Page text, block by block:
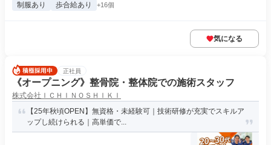
制服あり 歩合給あり +16個
気になる
正社員
《オープニング》整骨院・整体院での施術スタッフ
株式会社ＩＣＨＩＮＯＳＨＩＫＩ
【25年秋頃OPEN】無資格・未経験可｜技術研修が充実でスキルア
ップし続けられる｜高単価で...